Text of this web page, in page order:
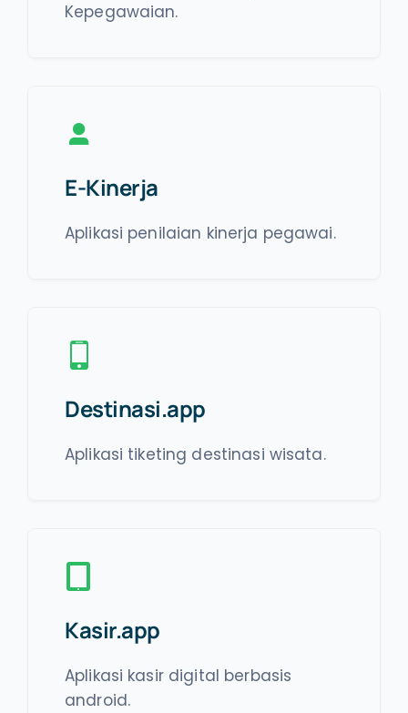
Kepegawaian.
E-Kinerja
Aplikasi penilaian kinerja pegawai.
Destinasi.app
Aplikasi tiketing destinasi wisata.
Kasir.app
Aplikasi kasir digital berbasis
android.